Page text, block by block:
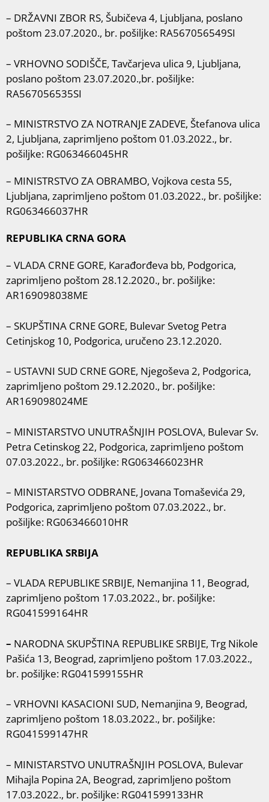
– DRŽAVNI ZBOR RS, Šubičeva 4, Ljubljana, poslano
poštom 23.07.2020., br. pošiljke: RA567056549SI
– VRHOVNO SODIŠČE, Tavčarjeva ulica 9, Ljubljana,
poslano poštom 23.07.2020.,br. pošiljke:
RA567056535SI
– MINISTRSTVO ZA NOTRANJE ZADEVE, Štefanova ulica
2, Ljubljana, zaprimljeno poštom 01.03.2022., br.
pošiljke: RG063466045HR
– MINISTRSTVO ZA OBRAMBO, Vojkova cesta 55,
Ljubljana, zaprimljeno poštom 01.03.2022., br. pošiljke:
RG063466037HR
REPUBLIKA CRNA GORA
– VLADA CRNE GORE, Karađorđeva bb, Podgorica,
zaprimljeno poštom 28.12.2020., br. pošiljke:
AR169098038ME
– SKUPŠTINA CRNE GORE, Bulevar Svetog Petra
Cetinjskog 10, Podgorica, uručeno 23.12.2020.
– USTAVNI SUD CRNE GORE, Njegoševa 2, Podgorica,
zaprimljeno poštom 29.12.2020., br. pošiljke:
AR169098024ME
– MINISTARSTVO UNUTRAŠNJIH POSLOVA, Bulevar Sv.
Petra Cetinskog 22, Podgorica, zaprimljeno poštom
07.03.2022., br. pošiljke: RG063466023HR
– MINISTARSTVO ODBRANE, Jovana Tomaševića 29,
Podgorica, zaprimljeno poštom 07.03.2022., br.
pošiljke: RG063466010HR
REPUBLIKA SRBIJA
– VLADA REPUBLIKE SRBIJE, Nemanjina 11, Beograd,
zaprimljeno poštom 17.03.2022., br. pošiljke:
RG041599164HR
– NARODNA SKUPŠTINA REPUBLIKE SRBIJE, Trg Nikole
Pašića 13, Beograd, zaprimljeno poštom 17.03.2022.,
br. pošiljke: RG041599155HR
– VRHOVNI KASACIONI SUD, Nemanjina 9, Beograd,
zaprimljeno poštom 18.03.2022., br. pošiljke:
RG041599147HR
– MINISTARSTVO UNUTRAŠNJIH POSLOVA, Bulevar
Mihajla Popina 2A, Beograd, zaprimljeno poštom
17.03.2022., br. pošiljke: RG041599133HR